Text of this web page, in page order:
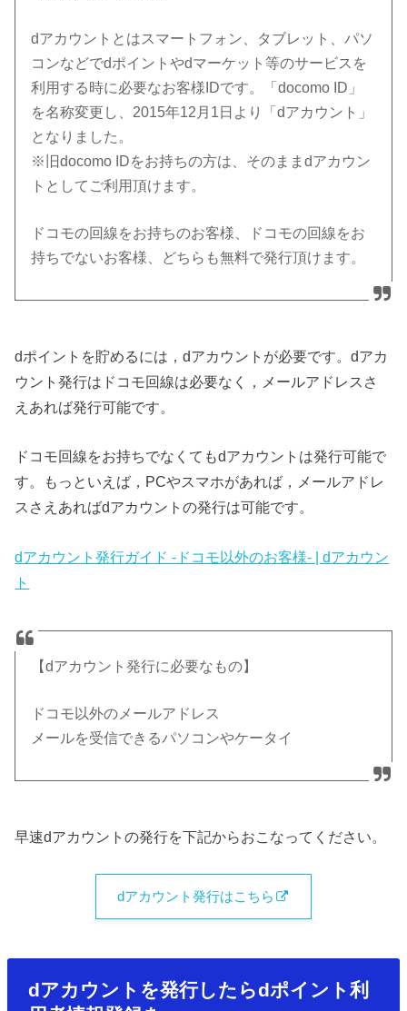
dアカウントとはスマートフォン、タブレット、パソ
コンなどでdポイントやdマーケット等のサービスを
利用する時に必要なお客様IDです。「docomo ID」
を名称変更し、2015年12月1日より「dアカウント」
となりました。
※旧docomo IDをお持ちの方は、そのままdアカウン
トとしてご利用頂けます。
ドコモの回線をお持ちのお客様、ドコモの回線をお
持ちでないお客様、どちらも無料で発行頂けます。
dポイントを貯めるには，dアカウントが必要です。dアカ
ウント発行はドコモ回線は必要なく，メールアドレスさ
えあれば発行可能です。
ドコモ回線をお持ちでなくてもdアカウントは発行可能で
す。もっといえば，PCやスマホがあれば，メールアドレ
スさえあればdアカウントの発行は可能です。
dアカウント発行ガイド -ドコモ以外のお客様- | dアカウン
ト
【dアカウント発行に必要なもの】
ドコモ以外のメールアドレス
メールを受信できるパソコンやケータイ
早速dアカウントの発行を下記からおこなってください。
dアカウント発行はこちら
dアカウントを発行したらdポイント利